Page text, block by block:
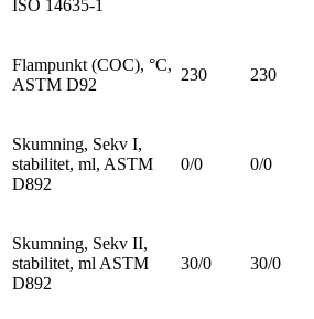
ISO 14635-1
Flampunkt (COC), °C,
ASTM D92
230 230
Skumning, Sekv I,
stabilitet, ml, ASTM
D892
0/0 0/0
Skumning, Sekv II,
stabilitet, ml ASTM
D892
30/0 30/0